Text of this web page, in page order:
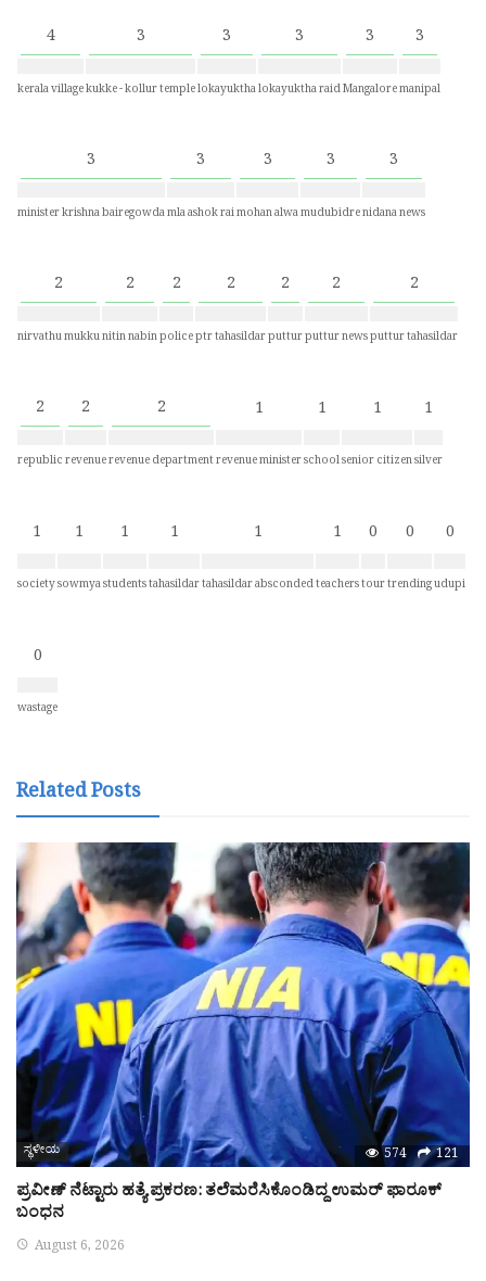
4
kerala village
3
kukke - kollur temple
3
lokayuktha
3
lokayuktha raid
3
Mangalore
3
manipal
3
minister krishna bairegowda
3
mla ashok rai
3
mohan alwa
3
mudubidre
3
nidana news
2
nirvathu mukku
2
nitin nabin
2
police
2
ptr tahasildar
2
puttur
2
puttur news
2
puttur tahasildar
2
republic
2
revenue
2
revenue department
1
revenue minister
1
school
1
senior citizen
1
silver
1
society
1
sowmya
1
students
1
tahasildar
1
tahasildar absconded
1
teachers
0
tour
0
trending
0
udupi
0
wastage
Related Posts
ಸ್ಥಳೀಯ 574 121
ಪ್ರವೀಣ್‌ ನೆಟ್ಟಾರು ಹತ್ಯೆ ಪ್ರಕರಣ: ತಲೆಮರೆಸಿಕೊಂಡಿದ್ದ ಉಮರ್‌ ಫಾರೂಕ್‌
ಬಂಧನ
August 6, 2026